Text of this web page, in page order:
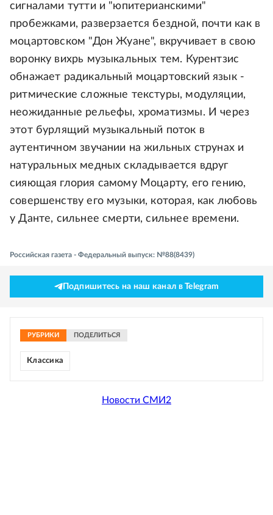
сигналами тутти и "юпитерианскими"
пробежками, разверзается бездной, почти как в
моцартовском "Дон Жуане", вкручивает в свою
воронку вихрь музыкальных тем. Курентзис
обнажает радикальный моцартовский язык -
ритмические сложные текстуры, модуляции,
неожиданные рельефы, хроматизмы. И через
этот бурлящий музыкальный поток в
аутентичном звучании на жильных струнах и
натуральных медных складывается вдруг
сияющая глория самому Моцарту, его гению,
совершенству его музыки, которая, как любовь
у Данте, сильнее смерти, сильнее времени.
Российская газета - Федеральный выпуск: №88(8439)
Подпишитесь на наш канал в Telegram
РУБРИКИ ПОДЕЛИТЬСЯ
Классика
Новости СМИ2